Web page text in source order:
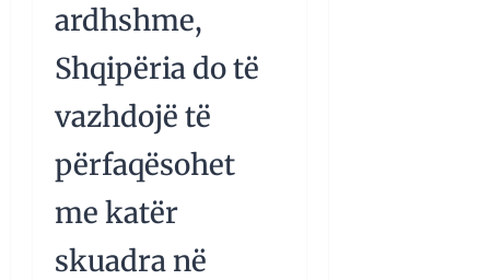
ardhshme,
Shqipëria do të
vazhdojë të
përfaqësohet
me katër
skuadra në